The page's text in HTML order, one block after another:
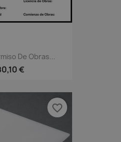
De Obras...
€
favorite_border